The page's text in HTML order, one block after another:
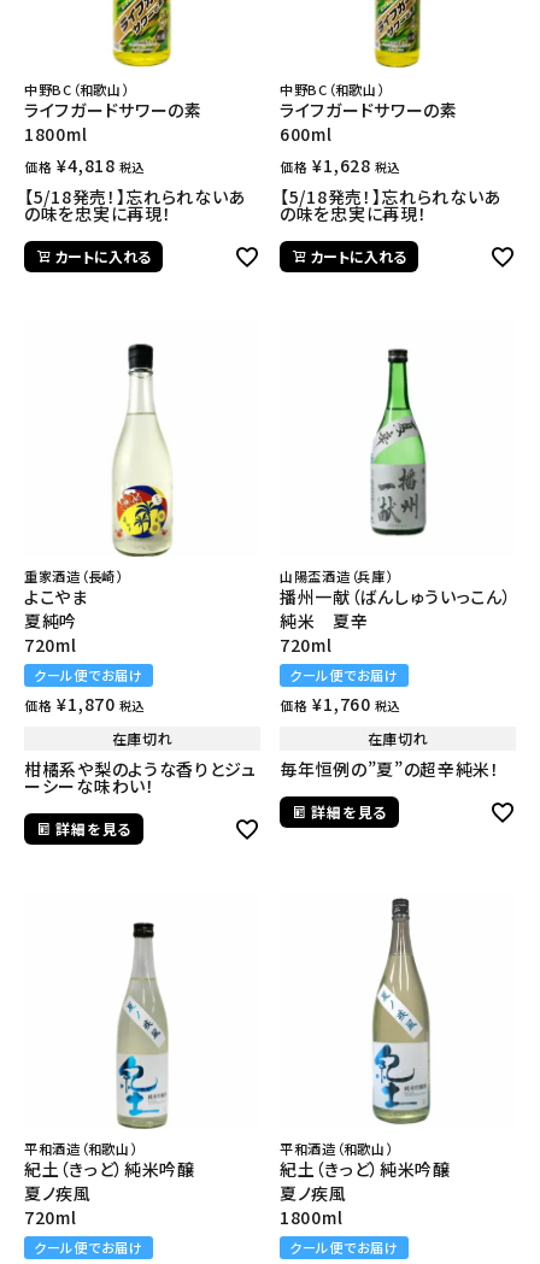
中野BC（和歌山）
ライフガードサワーの素
1800ml
価格 ¥4,818 税込
【5/18発売！】忘れられないあ
の味を忠実に再現！
カートに入れる
中野BC（和歌山）
ライフガードサワーの素
600ml
価格 ¥1,628 税込
【5/18発売！】忘れられないあ
の味を忠実に再現！
カートに入れる
重家酒造（長崎）
よこやま
夏純吟
720ml
クール便でお届け
価格 ¥1,870 税込
在庫切れ
柑橘系や梨のような香りとジュ
ーシーな味わい！
詳細を見る
山陽盃酒造（兵庫）
播州一献（ばんしゅういっこん）
純米 夏辛
720ml
クール便でお届け
価格 ¥1,760 税込
在庫切れ
毎年恒例の”夏”の超辛純米！
詳細を見る
平和酒造（和歌山）
紀土（きっど）純米吟醸
夏ノ疾風
720ml
クール便でお届け
平和酒造（和歌山）
紀土（きっど）純米吟醸
夏ノ疾風
1800ml
クール便でお届け